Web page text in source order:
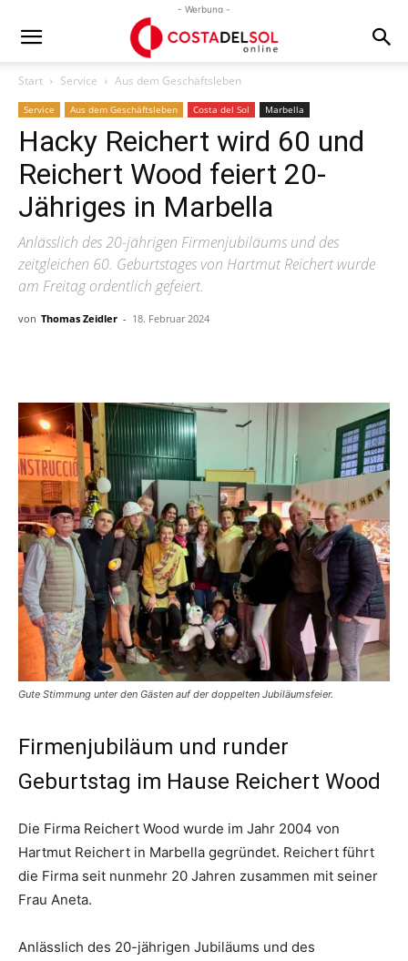
- Werbung -
Start Service Aus dem Geschäftsleben
Service Aus dem Geschäftsleben Costa del Sol Marbella
Hacky Reichert wird 60 und
Reichert Wood feiert 20-
Jähriges in Marbella
Anlässlich des 20-jährigen Firmenjubiläums und des
zeitgleichen 60. Geburtstages von Hartmut Reichert wurde
am Freitag ordentlich gefeiert.
von Thomas Zeidler - 18. Februar 2024
Gute Stimmung unter den Gästen auf der doppelten Jubiläumsfeier.
Firmenjubiläum und runder
Geburtstag im Hause Reichert Wood
Die Firma Reichert Wood wurde im Jahr 2004 von
Hartmut Reichert in Marbella gegründet. Reichert führt
die Firma seit nunmehr 20 Jahren zusammen mit seiner
Frau Aneta.
Anlässlich des 20-jährigen Jubiläums und des